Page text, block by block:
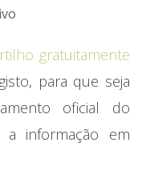
gratuitamente
para que seja
oficial do
informação em